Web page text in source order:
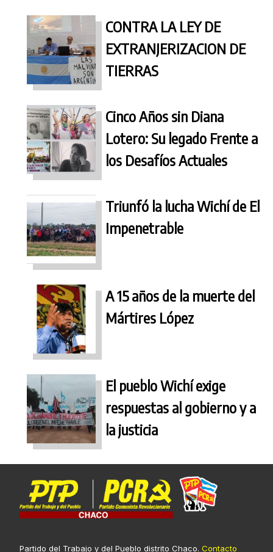
CONTRA LA LEY DE
EXTRANJERIZACION DE
TIERRAS
Cinco Años sin Diana
Lotero: Su legado Frente a
los Desafíos Actuales
Triunfó la lucha Wichí de El
Impenetrable
A 15 años de la muerte del
Mártires López
El pueblo Wichí exige
respuestas al gobierno y a
la justicia
Partido del Trabajo y del Pueblo distrito Chaco. Contacto